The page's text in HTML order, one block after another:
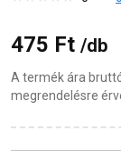
475 Ft /db
A termék ára
megrendelésre